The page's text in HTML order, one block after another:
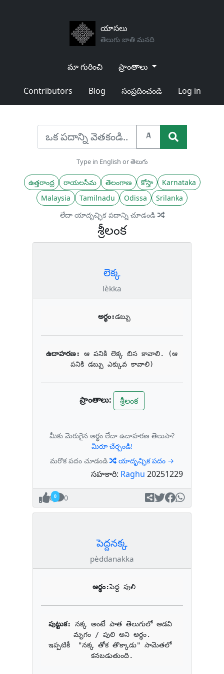
యాసలు
తెలుగు జాతి మనది
మా గురించి ప్రాంతాలు
Contributors Blog సంప్రదించండి Log in
A
Type in English or తెలుగు
ఉత్తరాంధ్ర రాయలసీమ తెలంగాణ కోస్తా
Karnataka
Malaysia
Tamilnadu Odissa
Srilanka
లేదా యాదృచ్ఛిక పదాన్ని చూడండి
శ్రీలంక
లెక్క
lèkka
అర్థం:డబ్బు
ఉదాహరణ: ఆ పనికి లెక్క బిస కావాలి. (ఆ
పనికి డబ్బు ఎక్కువ కావాలి)
ప్రాంతాలు: శ్రీలంక
మీకు మెరుగైన అర్థం లేదా ఉదాహరణ తెలుసా?
మీరూ చేర్చండి!
మరొక పదం చూడండి
యాదృచ్ఛిక పదం →
సహకారి: Raghu 20251229
0 0
పెద్దనక్క
pèddanakka
అర్థం:పెద్ద పులి
పుట్టుక: నక్క అంటే పాత తెలుగులో అడవి
మృగం / పులి అని అర్ధం.
ఇప్పటికీ  "నక్క తోక తొక్కాడు" సామెతలో
కనబడుతుంది.